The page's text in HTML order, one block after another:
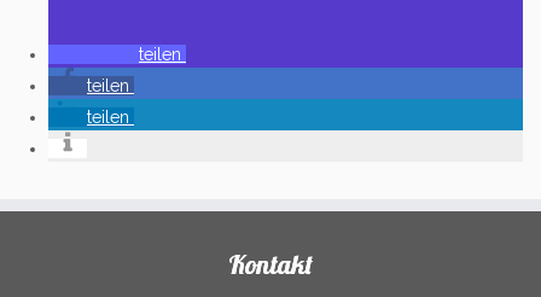
teilen
teilen
teilen
Kontakt